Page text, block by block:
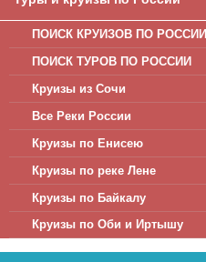
ПОИСК КРУИЗОВ ПО РОССИИ
ПОИСК ТУРОВ ПО РОССИИ
Круизы из Сочи
Все Реки России
Круизы по Енисею
Круизы по реке Лене
Круизы по Байкалу
Круизы по Оби и Иртышу